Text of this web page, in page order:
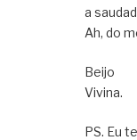
a
Ah, do
Beijo
Vivina.
PS. Eu